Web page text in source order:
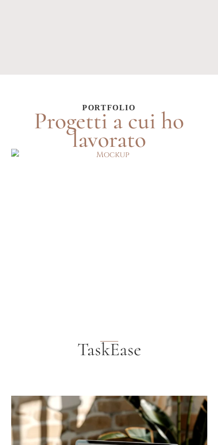
PORTFOLIO
Progetti a cui ho
lavorato
TaskEase